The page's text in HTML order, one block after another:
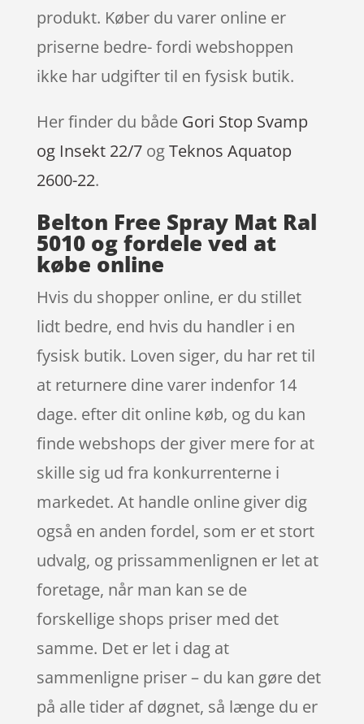
produkt. Køber du varer online er
priserne bedre- fordi webshoppen
ikke har udgifter til en fysisk butik.
Her finder du både Gori Stop Svamp
og Insekt 22/7ogTeknos Aquatop
2600-22.
Belton Free Spray Mat Ral
5010 og fordele ved at
købe online
Hvis du shopper online, er du stillet
lidt bedre, end hvis du handler i en
fysisk butik. Loven siger, du har ret til
at returnere dine varer indenfor 14
dage. efter dit online køb, og du kan
finde webshops der giver mere for at
skille sig ud fra konkurrenterne i
markedet. At handle online giver dig
også en anden fordel, som er et stort
udvalg, og prissammenlignen er let at
foretage, når man kan se de
forskellige shops priser med det
samme. Det er let i dag at
sammenligne priser – du kan gøre det
på alle tider af døgnet, så længe du er